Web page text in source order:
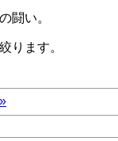
闘い。
ります。
»